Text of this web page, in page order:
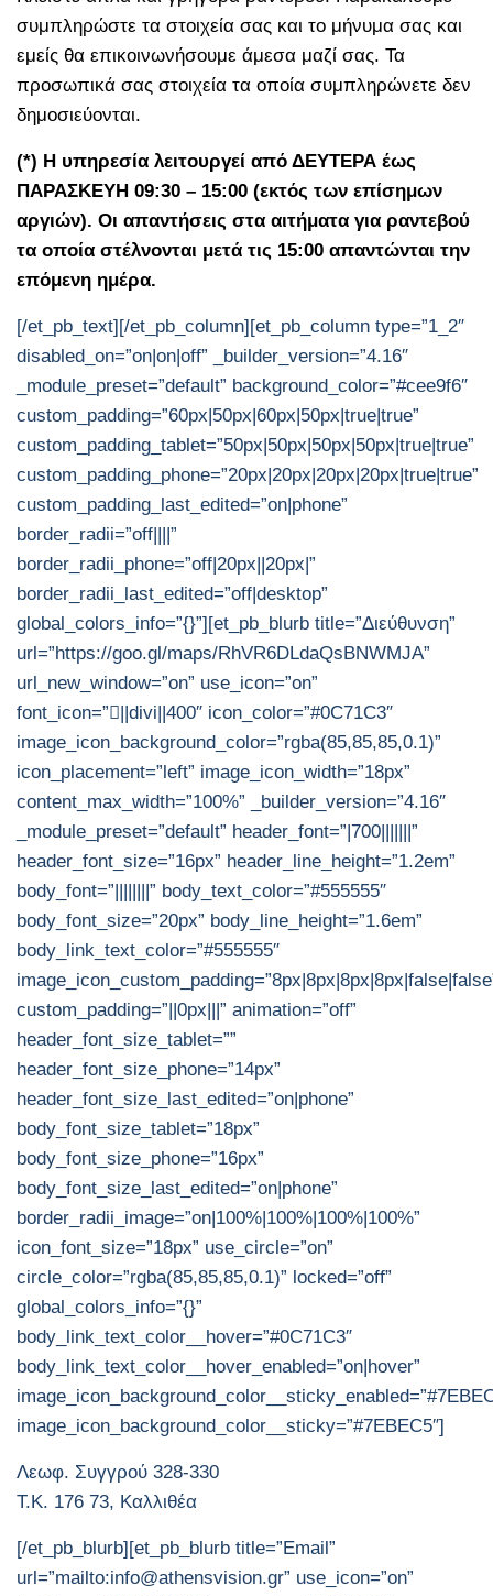
συμπληρώστε τα στοιχεία σας και το μήνυμα σας και
εμείς θα επικοινωνήσουμε άμεσα μαζί σας. Τα
προσωπικά σας στοιχεία τα οποία συμπληρώνετε δεν
δημοσιεύονται.
(*) H υπηρεσία λειτουργεί από ΔΕΥΤΕΡΑ έως
ΠΑΡΑΣΚΕΥΗ 09:30 – 15:00 (εκτός των επίσημων
αργιών). Οι απαντήσεις στα αιτήματα για ραντεβού
τα οποία στέλνονται μετά τις 15:00 απαντώνται την
επόμενη ημέρα.
[/et_pb_text][/et_pb_column][et_pb_column type=”1_2″
disabled_on=”on|on|off” _builder_version=”4.16″
_module_preset=”default” background_color=”#cee9f6″
custom_padding=”60px|50px|60px|50px|true|true”
custom_padding_tablet=”50px|50px|50px|50px|true|true”
custom_padding_phone=”20px|20px|20px|20px|true|true”
custom_padding_last_edited=”on|phone”
border_radii=”off||||”
border_radii_phone=”off|20px||20px|”
border_radii_last_edited=”off|desktop”
global_colors_info=”{}”][et_pb_blurb title=”Διεύθυνση”
url=”https://goo.gl/maps/RhVR6DLdaQsBNWMJA”
url_new_window=”on” use_icon=”on”
font_icon=”||divi||400″ icon_color=”#0C71C3″
image_icon_background_color=”rgba(85,85,85,0.1)”
icon_placement=”left” image_icon_width=”18px”
content_max_width=”100%” _builder_version=”4.16″
_module_preset=”default” header_font=”|700|||||||”
header_font_size=”16px” header_line_height=”1.2em”
body_font=”||||||||” body_text_color=”#555555″
body_font_size=”20px” body_line_height=”1.6em”
body_link_text_color=”#555555″
custom_padding=”||0px|||” animation=”off”
header_font_size_tablet=””
header_font_size_phone=”14px”
header_font_size_last_edited=”on|phone”
body_font_size_tablet=”18px”
body_font_size_phone=”16px”
body_font_size_last_edited=”on|phone”
border_radii_image=”on|100%|100%|100%|100%”
icon_font_size=”18px” use_circle=”on”
circle_color=”rgba(85,85,85,0.1)” locked=”off”
global_colors_info=”{}”
body_link_text_color__hover=”#0C71C3″
body_link_text_color__hover_enabled=”on|hover”
image_icon_background_color__sticky=”#7EBEC5″]
Λεωφ. Συγγρού 328-330
Τ.Κ. 176 73, Καλλιθέα
[/et_pb_blurb][et_pb_blurb title=”Email”
url=”mailto:info@athensvision.gr” use_icon=”on”